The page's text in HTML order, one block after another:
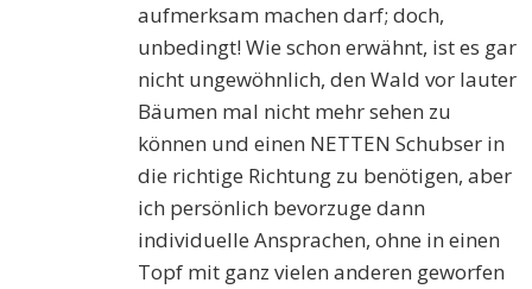
aufmerksam machen darf; doch,
unbedingt! Wie schon erwähnt, ist es gar
nicht ungewöhnlich, den Wald vor lauter
Bäumen mal nicht mehr sehen zu
können und einen NETTEN Schubser in
die richtige Richtung zu benötigen, aber
ich persönlich bevorzuge dann
individuelle Ansprachen, ohne in einen
Topf mit ganz vielen anderen geworfen